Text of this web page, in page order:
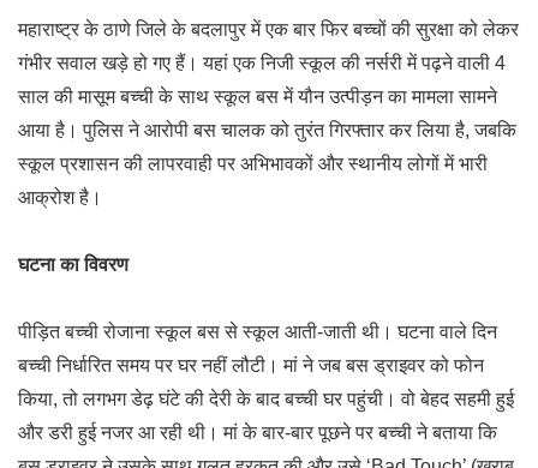
महाराष्ट्र के ठाणे जिले के बदलापुर में एक बार फिर बच्चों की सुरक्षा को लेकर
गंभीर सवाल खड़े हो गए हैं। यहां एक निजी स्कूल की नर्सरी में पढ़ने वाली 4
साल की मासूम बच्ची के साथ स्कूल बस में यौन उत्पीड़न का मामला सामने
आया है। पुलिस ने आरोपी बस चालक को तुरंत गिरफ्तार कर लिया है, जबकि
स्कूल प्रशासन की लापरवाही पर अभिभावकों और स्थानीय लोगों में भारी
आक्रोश है।
घटना का विवरण
पीड़ित बच्ची रोजाना स्कूल बस से स्कूल आती-जाती थी। घटना वाले दिन
बच्ची निर्धारित समय पर घर नहीं लौटी। मां ने जब बस ड्राइवर को फोन
किया, तो लगभग डेढ़ घंटे की देरी के बाद बच्ची घर पहुंची। वो बेहद सहमी हुई
और डरी हुई नजर आ रही थी। मां के बार-बार पूछने पर बच्ची ने बताया कि